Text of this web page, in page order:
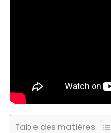
Table des matières